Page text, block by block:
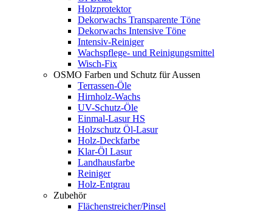
Holzprotektor
Dekorwachs Transparente Töne
Dekorwachs Intensive Töne
Intensiv-Reiniger
Wachspflege- und Reinigungsmittel
Wisch-Fix
OSMO Farben und Schutz für Aussen
Terrassen-Öle
Hirnholz-Wachs
UV-Schutz-Öle
Einmal-Lasur HS
Holzschutz Öl-Lasur
Holz-Deckfarbe
Klar-Öl Lasur
Landhausfarbe
Reiniger
Holz-Entgrau
Zubehör
Flächenstreicher/Pinsel